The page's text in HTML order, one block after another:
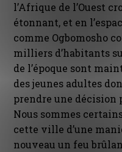
l’Afrique de l’Ouest
étonnant, et en
comme Ogbomosho
milliers d’habitants
de l’époque sont
des jeunes adultes
prendre une décision
Nous sommes
cette ville d’une
nouveau un feu